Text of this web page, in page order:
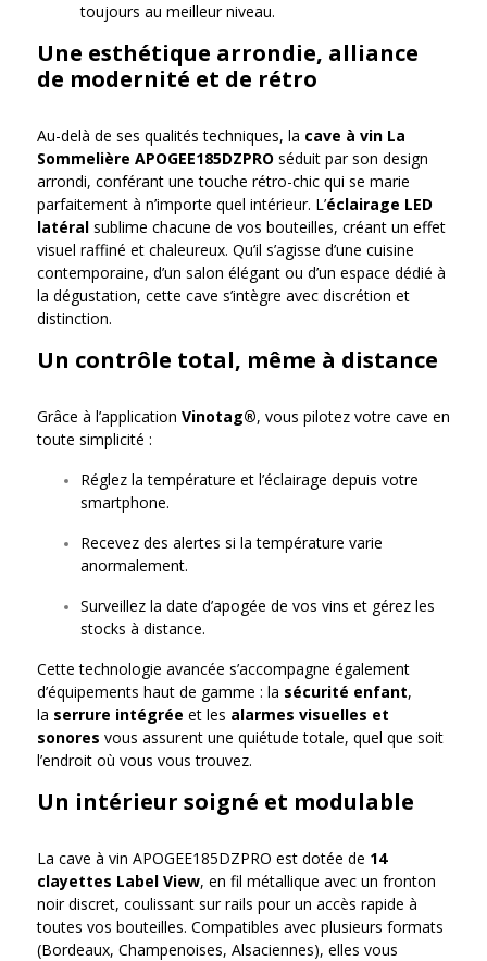
toujours au meilleur niveau.
Une esthétique arrondie, alliance
de modernité et de rétro
Au-delà de ses qualités techniques, la cave à vin La
Sommelière APOGEE185DZPRO séduit par son design
arrondi, conférant une touche rétro-chic qui se marie
parfaitement à n’importe quel intérieur. L’éclairage LED
latéral sublime chacune de vos bouteilles, créant un effet
visuel raffiné et chaleureux. Qu’il s’agisse d’une cuisine
contemporaine, d’un salon élégant ou d’un espace dédié à
la dégustation, cette cave s’intègre avec discrétion et
distinction.
Un contrôle total, même à distance
Grâce à l’application Vinotag®, vous pilotez votre cave en
toute simplicité :
Réglez la température et l’éclairage depuis votre
smartphone.
Recevez des alertes si la température varie
anormalement.
Surveillez la date d’apogée de vos vins et gérez les
stocks à distance.
Cette technologie avancée s’accompagne également
d’équipements haut de gamme : la sécurité enfant,
la serrure intégrée et les alarmes visuelles et
sonores vous assurent une quiétude totale, quel que soit
l’endroit où vous vous trouvez.
Un intérieur soigné et modulable
La cave à vin APOGEE185DZPRO est dotée de 14
clayettes Label View, en fil métallique avec un fronton
noir discret, coulissant sur rails pour un accès rapide à
toutes vos bouteilles. Compatibles avec plusieurs formats
(Bordeaux, Champenoises, Alsaciennes), elles vous